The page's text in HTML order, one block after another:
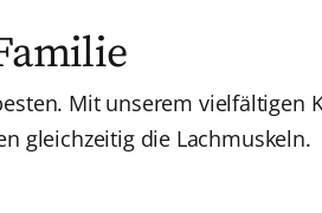
Mit unserem vielfältigen
gleichzeitig die Lachmuskeln.